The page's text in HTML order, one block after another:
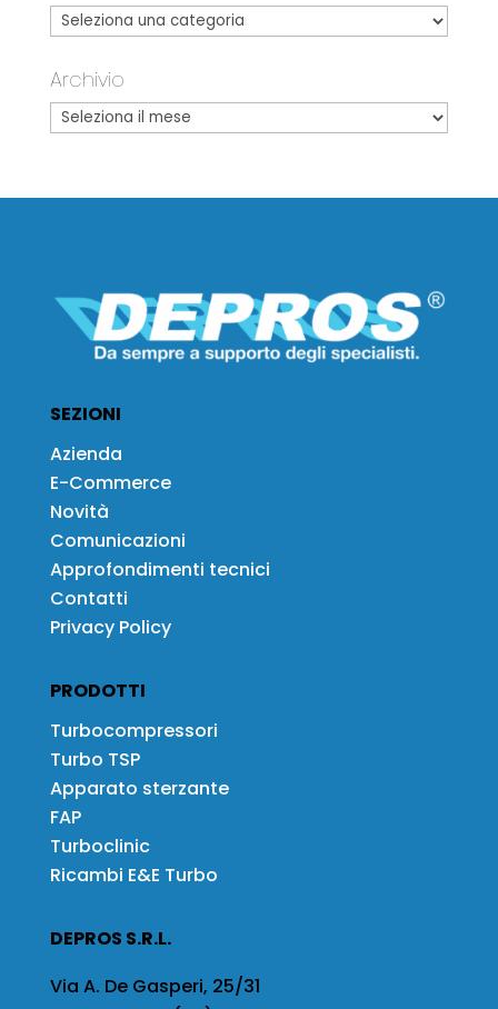
Archivio
SEZIONI
Azienda
E-Commerce
Novità
Comunicazioni
Approfondimenti tecnici
Contatti
Privacy Policy
PRODOTTI
Turbocompressori
Turbo TSP
Apparato sterzante
FAP
Turboclinic
Ricambi E&E Turbo
DEPROS S.R.L.
Via A. De Gasperi, 25/31